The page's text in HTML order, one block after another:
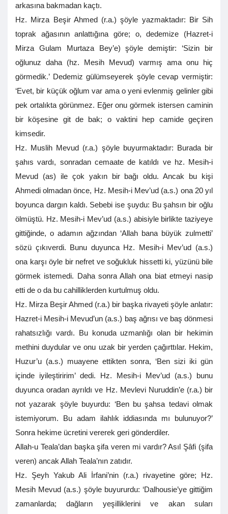
arkasına bakmadan kaçtı.
Hz. Mirza Beşir Ahmed (r.a.) şöyle yazmaktadır: Bir Sih
toprak ağasının anlattığına göre; o, dedemize (Hazret-i
Mirza Gulam Murtaza Bey’e) şöyle demiştir: ‘Sizin bir
oğlunuz daha (hz. Mesih Mevud) varmış ama onu hiç
görmedik.’ Dedemiz gülümseyerek şöyle cevap vermiştir:
‘Evet, bir küçük oğlum var ama o yeni evlenmiş gelinler gibi
pek ortalıkta görünmez. Eğer onu görmek istersen caminin
bir köşesine git de bak; o vaktini hep camide geçiren
kimsedir.
Hz. Muslih Mevud (r.a.) şöyle buyurmaktadır: Burada bir
şahıs vardı, sonradan cemaate de katıldı ve hz. Mesih-i
Mevud (as) ile çok yakın bir bağı oldu. Ancak bu kişi
Ahmedi olmadan önce, Hz. Mesih-i Mev’ud (a.s.) ona 20 yıl
boyunca dargın kaldı. Sebebi ise şuydu: Bu şahsın bir oğlu
ölmüştü. Hz. Mesih-i Mev’ud (a.s.) abisiyle birlikte taziyeye
gittiğinde, o adamın ağzından ‘Allah bana büyük zulmetti’
sözü çıkıverdi. Bunu duyunca Hz. Mesih-i Mev’ud (a.s.)
ona karşı öyle bir nefret ve soğukluk hissetti ki, yüzünü bile
görmek istemedi. Daha sonra Allah ona biat etmeyi nasip
etti de o da bu cahilliklerden kurtulmuş oldu.
Hz. Mirza Beşir Ahmed (r.a.) bir başka rivayeti şöyle anlatır:
Hazret-i Mesih-i Mevud’un (a.s.) baş ağrısı ve baş dönmesi
rahatsızlığı vardı. Bu konuda uzmanlığı olan bir hekimin
methini duydular ve onu uzak bir yerden çağırttılar. Hekim,
Huzur’u (a.s.) muayene ettikten sonra, ‘Ben sizi iki gün
içinde iyileştiririm’ dedi. Hz. Mesih-i Mev’ud (a.s.) bunu
duyunca oradan ayrıldı ve Hz. Mevlevi Nuruddin’e (r.a.) bir
not yazarak şöyle buyurdu: ‘Ben bu şahsa tedavi olmak
istemiyorum. Bu adam ilahlık iddiasında mı bulunuyor?’
Sonra hekime ücretini vererek geri gönderdiler.
Allah-u Teala’dan başka şifa veren mi vardır? Asıl Şâfi (şifa
veren) ancak Allah Teala’nın zatıdır.
Hz. Şeyh Yakub Ali İrfani’nin (r.a.) rivayetine göre; Hz.
Mesih Mevud (a.s.) şöyle buyururdu: ‘Dalhousie’ye gittiğim
zamanlarda; dağların yeşilliklerini ve akan suları